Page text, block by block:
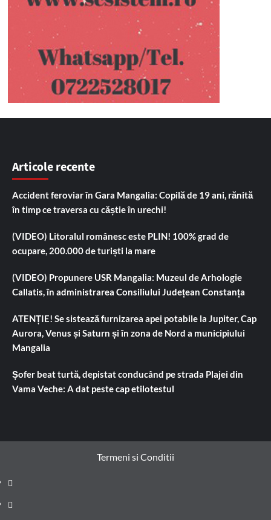
Articole recente
Accident feroviar în Gara Mangalia: Copilă de 19 ani, rănită
în timp ce traversa cu căștie în urechi!
(VIDEO) Litoralul românesc este PLIN! 100% grad de
ocupare, 200.000 de turiști la mare
(VIDEO) Propunere USR Mangalia: Muzeul de Arhologie
Callatis, în administrarea Consiliului Județean Constanța
ATENȚIE! Se sistează furnizarea apei potabile la Jupiter, Cap
Aurora, Venus și Saturn și în zona de Nord a municipiului
Mangalia
Șofer beat turtă, depistat conducând pe strada Plajei din
Vama Veche: A dat peste cap etilotestul
Termeni si Conditii
Prima
pagină
Știri